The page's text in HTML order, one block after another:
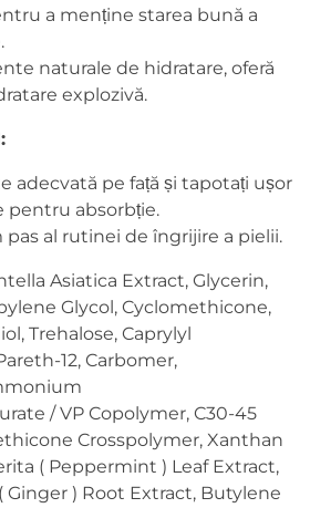
a menține starea bună a
naturale de hidratare, oferă
explozivă.
adecvată pe față și tapotați ușor
pentru absorbție.
pas al rutinei de îngrijire a pielii.
Asiatica Extract, Glycerin,
Glycol, Cyclomethicone,
Trehalose, Caprylyl
12, Carbomer,
/ VP Copolymer, C30-45
Crosspolymer, Xanthan
( Peppermint ) Leaf Extract,
Ginger ) Root Extract, Butylene